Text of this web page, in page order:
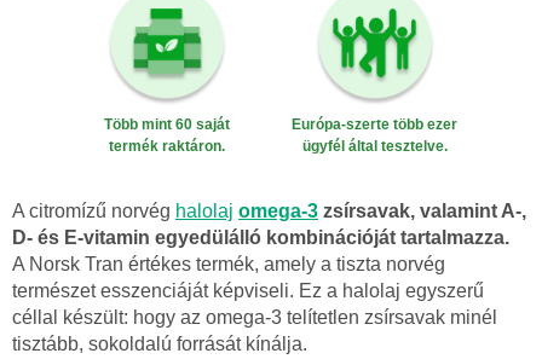
Több mint 60 saját
termék raktáron.
Európa-szerte több ezer
ügyfél által tesztelve.
A citromízű norvég halolaj omega-3 zsírsavak, valamint A-,
D- és E-vitamin egyedülálló kombinációját tartalmazza.
A Norsk Tran értékes termék, amely a tiszta norvég
természet esszenciáját képviseli. Ez a halolaj egyszerű
céllal készült: hogy az omega-3 telítetlen zsírsavak minél
tisztább, sokoldalú forrását kínálja.